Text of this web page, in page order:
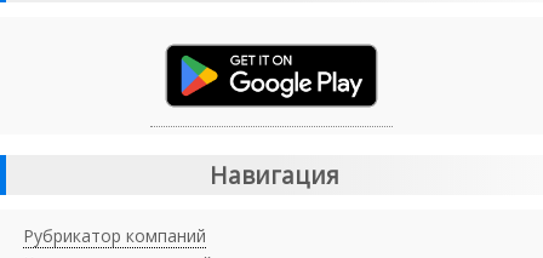
Навигация
Рубрикатор компаний